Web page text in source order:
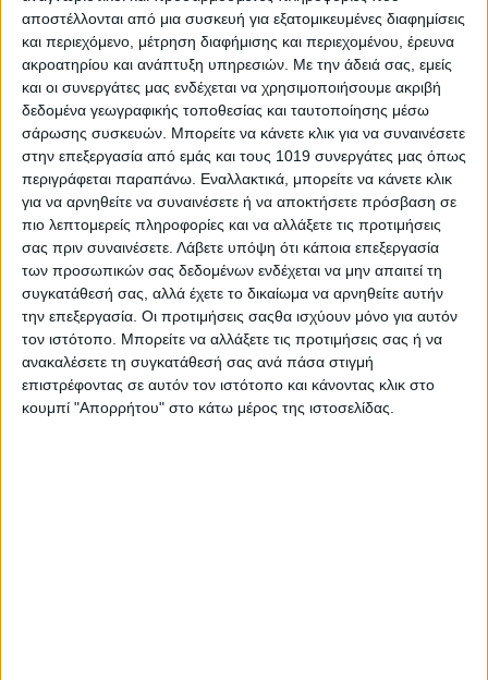
αποστέλλονται από μια συσκευή για εξατομικευμένες διαφημίσεις
και περιεχόμενο, μέτρηση διαφήμισης και περιεχομένου, έρευνα
ακροατηρίου και ανάπτυξη υπηρεσιών. Με την άδειά σας, εμείς
και οι συνεργάτες μας ενδέχεται να χρησιμοποιήσουμε ακριβή
δεδομένα γεωγραφικής τοποθεσίας και ταυτοποίησης μέσω
σάρωσης συσκευών. Μπορείτε να κάνετε κλικ για να συναινέσετε
στην επεξεργασία από εμάς και τους 1019 συνεργάτες μας όπως
περιγράφεται παραπάνω. Εναλλακτικά, μπορείτε να κάνετε κλικ
για να αρνηθείτε να συναινέσετε ή να αποκτήσετε πρόσβαση σε
πιο λεπτομερείς πληροφορίες και να αλλάξετε τις προτιμήσεις
σας πριν συναινέσετε. Λάβετε υπόψη ότι κάποια επεξεργασία
των προσωπικών σας δεδομένων ενδέχεται να μην απαιτεί τη
συγκατάθεσή σας, αλλά έχετε το δικαίωμα να αρνηθείτε αυτήν
την επεξεργασία. Οι προτιμήσεις σαςθα ισχύουν μόνο για αυτόν
τον ιστότοπο. Μπορείτε να αλλάξετε τις προτιμήσεις σας ή να
ανακαλέσετε τη συγκατάθεσή σας ανά πάσα στιγμή
επιστρέφοντας σε αυτόν τον ιστότοπο και κάνοντας κλικ στο
κουμπί "Απορρήτου" στο κάτω μέρος της ιστοσελίδας.
πώς οραματίζομαι τα Ψαχνά στο μέλλον. Βλέποντας στο
πρόσωπό του έναν άνθρωπο με όρεξη και θέληση να πάει
μπροστά τον τόπο μας, αποφάσισα να συνταχθώ μαζί του και
να θέσω τον εαυτό μου για πρώτη φορά ως υποψήφιο τοπικού
συμβουλίου στα Ψαχνά μας, στον τόπο που γεννήθηκα και
μεγάλωσα για να συνεχίσω να προσφέρω τον καλύτερό μου
εαυτό για ένα καλύτερο μέλλον.
Ζητώ την στήριξή σας και την εμπιστοσύνη σας
Με εκτίμηση
Στυλιανός Μάριος Πολίτης
Υποψήφιος Σύμβουλος
Δ.Κ. Ψαχνών
Μεσσαπιακή – Παραδίρφυα Συνεργασία